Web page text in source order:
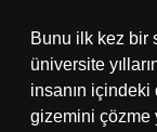
Bunu ilk kez bir
üniversite
insanın içindeki
gizemini çözme